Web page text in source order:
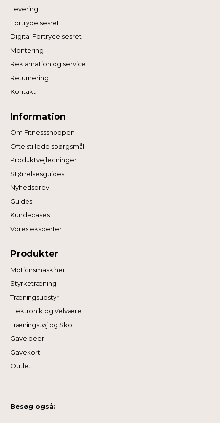
Levering
Fortrydelsesret
Digital Fortrydelsesret
Montering
Reklamation og service
Returnering
Kontakt
Information
Om Fitnessshoppen
Ofte stillede spørgsmål
Produktvejledninger
Størrelsesguides
Nyhedsbrev
Guides
Kundecases
Vores eksperter
Produkter
Motionsmaskiner
Styrketræning
Træningsudstyr
Elektronik og Velvære
Træningstøj og Sko
Gaveideer
Gavekort
Outlet
Besøg også: